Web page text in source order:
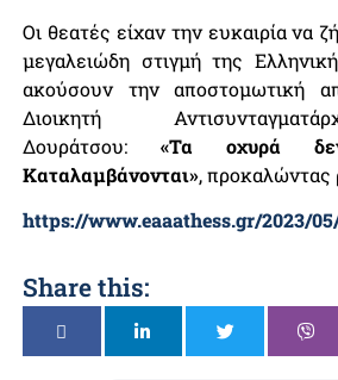
Οι θεατές είχαν την ευκαιρία να
μεγαλειώδη στιγμή της
ακούσουν την αποστομωτική
Διοικητή
Δουράτσου: «Τα οχυρά δεν
Καταλαμβάνονται», προκαλώντας
https://www.eaaathess.gr/2023/
Share this: